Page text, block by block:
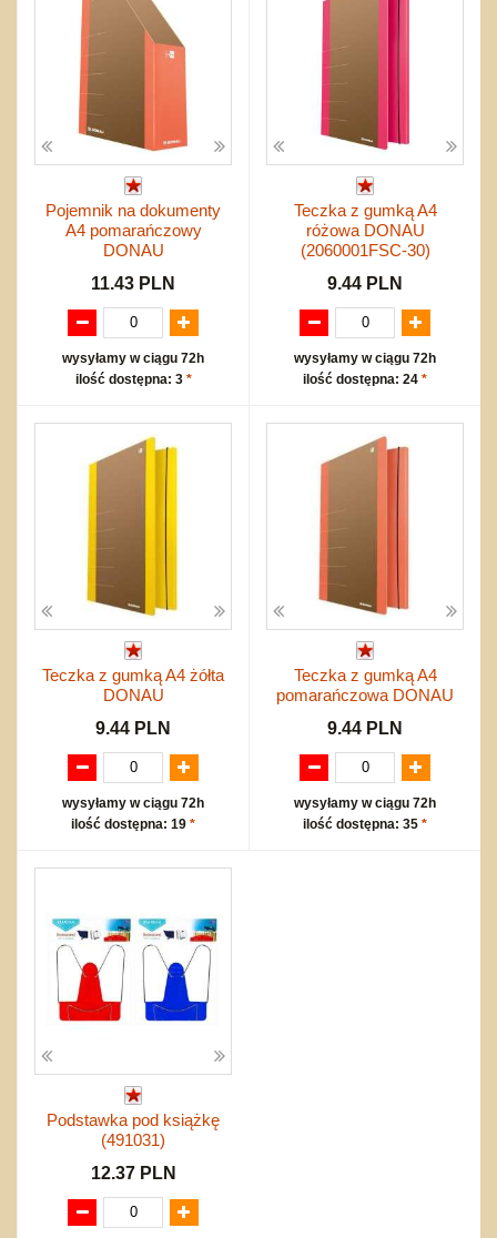
Pojemnik na dokumenty
A4 pomarańczowy
DONAU
11.43 PLN
wysyłamy w ciągu 72h
ilość dostępna: 3 *
Teczka z gumką A4
różowa DONAU
(2060001FSC-30)
9.44 PLN
wysyłamy w ciągu 72h
ilość dostępna: 24 *
Teczka z gumką A4 żółta
DONAU
9.44 PLN
wysyłamy w ciągu 72h
ilość dostępna: 19 *
Teczka z gumką A4
pomarańczowa DONAU
9.44 PLN
wysyłamy w ciągu 72h
ilość dostępna: 35 *
Podstawka pod książkę
(491031)
12.37 PLN